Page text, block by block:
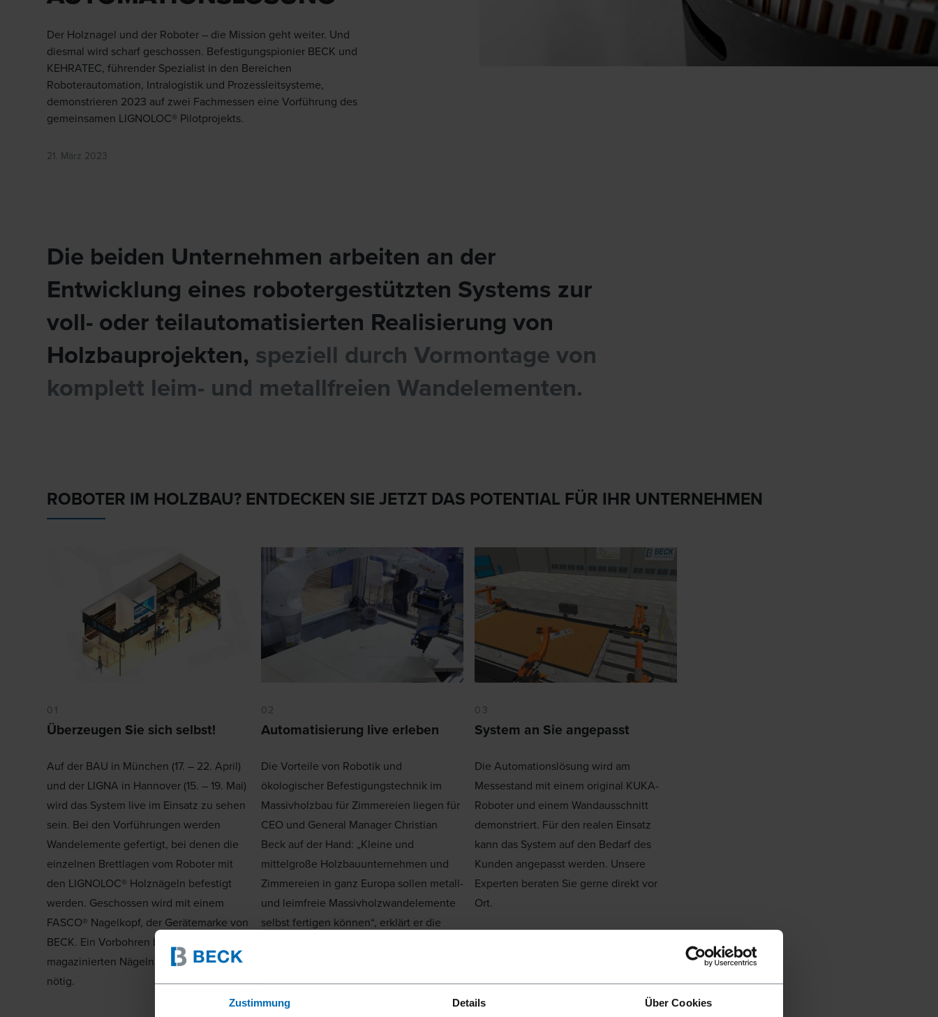
Zustimmung Details Über Cookies
Der Holznagel und der Roboter – die Mission geht weiter. Und
diesmal wird scharf geschossen. Befestigungspionier BECK und
KEHRATEC, führender Spezialist in den Bereichen
Roboterautomation, Intralogistik und Prozessleitsysteme,
demonstrieren 2023 auf zwei Fachmessen eine Vorführung des
gemeinsamen LIGNOLOC® Pilotprojekts.
21. März 2023
Die beiden Unternehmen arbeiten an der
Entwicklung eines robotergestützten Systems zur
voll- oder teilautomatisierten Realisierung von
Holzbauprojekten, speziell durch Vormontage von
komplett leim- und metallfreien Wandelementen.
ROBOTER IM HOLZBAU? ENTDECKEN SIE JETZT DAS POTENTIAL FÜR IHR UNTERNEHMEN
01
Überzeugen Sie sich selbst!
Auf der BAU in München (17. – 22. April)
und der LIGNA in Hannover (15. – 19. Mai)
wird das System live im Einsatz zu sehen
sein. Bei den Vorführungen werden
Wandelemente gefertigt, bei denen die
einzelnen Brettlagen vom Roboter mit
den LIGNOLOC® Holznägeln befestigt
werden. Geschossen wird mit einem
FASCO® Nagelkopf, der Gerätemarke von
BECK. Ein Vorbohren bei den
magazinierten Nägeln aus Holz nicht
nötig.
02
Automatisierung live erleben
Die Vorteile von Robotik und
ökologischer Befestigungstechnik im
Massivholzbau für Zimmereien liegen für
CEO und General Manager Christian
Beck auf der Hand: „Kleine und
mittelgroße Holzbauunternehmen und
Zimmereien in ganz Europa sollen metall-
und leimfreie Massivholzwandelemente
selbst fertigen können“, erklärt er die
03
System an Sie angepasst
Die Automationslösung wird am
Messestand mit einem original KUKA-
Roboter und einem Wandausschnitt
demonstriert. Für den realen Einsatz
kann das System auf den Bedarf des
Kunden angepasst werden. Unsere
Experten beraten Sie gerne direkt vor
Ort.